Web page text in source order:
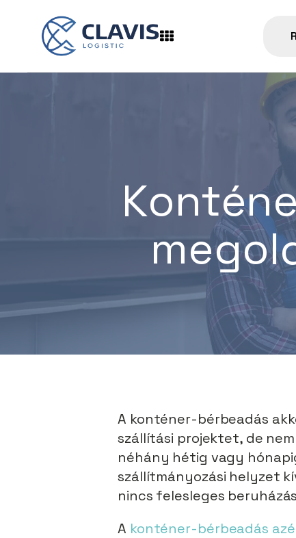
A konténer-bérbeadás
szállítási projektet, de
néhány hétig vagy
szállítmányozási helyzet
nincs felesleges
A konténer-bérbeadás